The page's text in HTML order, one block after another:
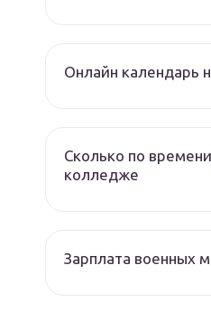
Онлайн календарь
Сколько по
колледже
Зарплата военных